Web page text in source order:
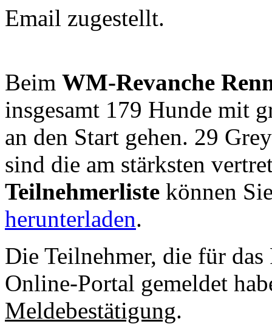
Email zugestellt.
Beim WM-Revanche
insgesamt 179 Hunde mit
an den Start gehen. 29
sind die am stärksten
Teilnehmerliste können
herunterladen.
Die Teilnehmer, die für
Online-Portal gemeldet
Meldebestätigung.